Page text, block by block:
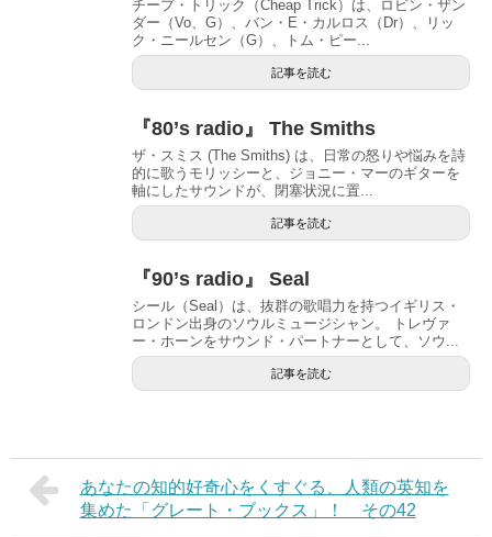
チープ・トリック（Cheap Trick）は、ロビン・ザン
ダー（Vo、G）、バン・E・カルロス（Dr）、リッ
ク・ニールセン（G）、トム・ピー...
記事を読む
『80’s radio』 The Smiths
ザ・スミス (The Smiths) は、日常の怒りや悩みを詩
的に歌うモリッシーと、ジョニー・マーのギターを
軸にしたサウンドが、閉塞状況に置...
記事を読む
『90’s radio』 Seal
シール（Seal）は、抜群の歌唱力を持つイギリス・
ロンドン出身のソウルミュージシャン。 トレヴァ
ー・ホーンをサウンド・パートナーとして、ソウ...
記事を読む
あなたの知的好奇心をくすぐる、人類の英知を
集めた「グレート・ブックス」！ その42